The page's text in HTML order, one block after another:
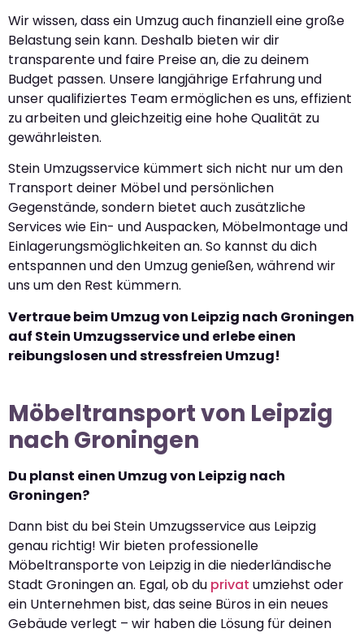
Wir wissen, dass ein Umzug auch finanziell eine große
Belastung sein kann. Deshalb bieten wir dir
transparente und faire Preise an, die zu deinem
Budget passen. Unsere langjährige Erfahrung und
unser qualifiziertes Team ermöglichen es uns, effizient
zu arbeiten und gleichzeitig eine hohe Qualität zu
gewährleisten.
Stein Umzugsservice kümmert sich nicht nur um den
Transport deiner Möbel und persönlichen
Gegenstände, sondern bietet auch zusätzliche
Services wie Ein- und Auspacken, Möbelmontage und
Einlagerungsmöglichkeiten an. So kannst du dich
entspannen und den Umzug genießen, während wir
uns um den Rest kümmern.
Vertraue beim Umzug von Leipzig nach Groningen
auf Stein Umzugsservice und erlebe einen
reibungslosen und stressfreien Umzug!
Möbeltransport von Leipzig
nach Groningen
Du planst einen Umzug von Leipzig nach
Groningen?
Dann bist du bei Stein Umzugsservice aus Leipzig
genau richtig! Wir bieten professionelle
Möbeltransporte von Leipzig in die niederländische
Stadt Groningen an. Egal, ob du privat umziehst oder
ein Unternehmen bist, das seine Büros in ein neues
Gebäude verlegt – wir haben die Lösung für deinen